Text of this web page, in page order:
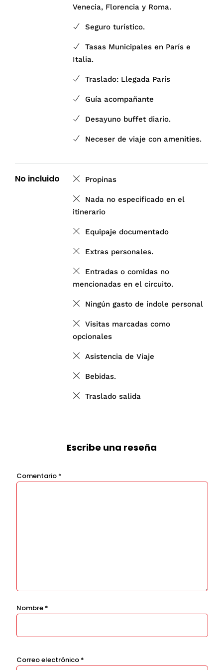
Venecia, Florencia y Roma.
Seguro turístico.
Tasas Municipales en París e
Italia.
Traslado: Llegada París
Guía acompañante
Desayuno buffet diario.
Neceser de viaje con amenities.
No incluido Propinas
Nada no especificado en el
itinerario
Equipaje documentado
Extras personales.
Entradas o comidas no
mencionadas en el circuito.
Ningún gasto de índole personal
Visitas marcadas como
opcionales
Asistencia de Viaje
Bebidas.
Traslado salida
Escribe una reseña
Comentario *
Nombre *
Correo electrónico *